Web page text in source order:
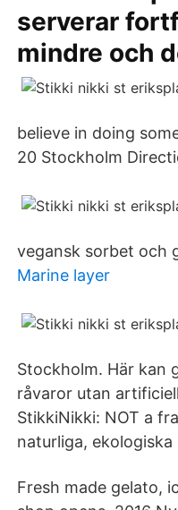
serverar
mindre och
believe in doing
20 Stockholm
vegansk sorbet och
Marine layer
Stockholm. Här kan
råvaror utan
StikkiNikki: NOT a
naturliga, ekologiska
Fresh made gelato,